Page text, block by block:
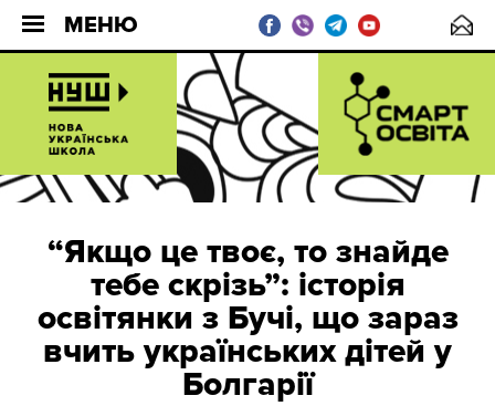
МЕНЮ
“Якщо це твоє, то знайде
тебе скрізь”: історія
освітянки з Бучі, що зараз
вчить українських дітей у
Болгарії